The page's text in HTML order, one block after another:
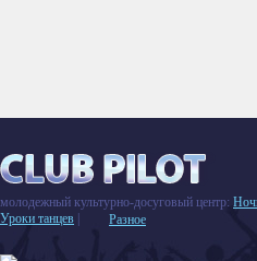
молодежный культурно-досуговый центр:
Уроки танцев
Разное